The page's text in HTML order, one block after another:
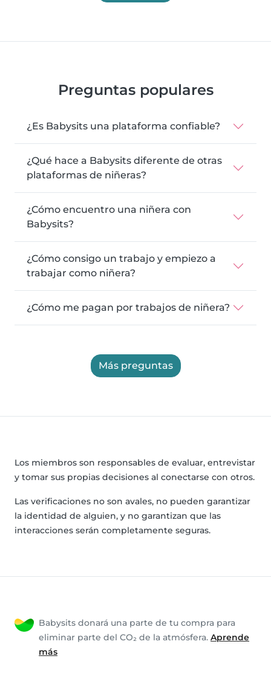
Preguntas populares
¿Es Babysits una plataforma confiable?
¿Qué hace a Babysits diferente de otras
plataformas de niñeras?
¿Cómo encuentro una niñera con
Babysits?
¿Cómo consigo un trabajo y empiezo a
trabajar como niñera?
¿Cómo me pagan por trabajos de niñera?
Más preguntas
Los miembros son responsables de evaluar, entrevistar
y tomar sus propias decisiones al conectarse con otros.
Las verificaciones no son avales, no pueden garantizar
la identidad de alguien, y no garantizan que las
interacciones serán completamente seguras.
Babysits donará una parte de tu compra para
eliminar parte del CO₂ de la atmósfera. Aprende
más